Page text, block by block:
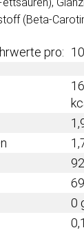
(Beta-
pro:
0